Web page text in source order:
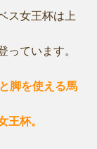
ス女王杯は上
っています。
脚を使える馬
王杯。